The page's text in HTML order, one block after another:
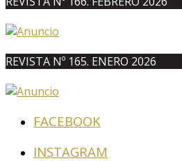
REVISTA Nº 165. ENERO 2026
FACEBOOK
INSTAGRAM